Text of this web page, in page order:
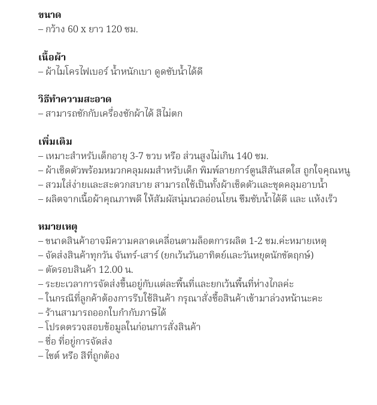
ขนาด
– กว้าง 60 x ยาว 120 ซม.
เนื้อผ้า
– ผ้าไมโครไฟเบอร์ น้ำหนักเบา ดูดซับน้ำได้ดี
วิธีทำความสะอาด
– สามารถซักกับเครื่องซักผ้าได้ สีไม่ตก
เพิ่มเติม
– เหมาะสำหรับเด็กอายุ 3-7 ขวบ หรือ ส่วนสูงไม่เกิน 140 ซม.
– ผ้าเช็ดตัวพร้อมหมวกคลุมผมสำหรับเด็ก พิมพ์ลายการ์ตูนสีสันสดใส ถูกใจคุณหนู
– สวมใส่ง่ายและสะดวกสบาย สามารถใช้เป็นทั้งผ้าเช็ดตัวและชุดคลุมอาบน้ำ
– ผลิตจากเนื้อผ้าคุณภาพดี ให้สัมผัสนุ่มนวลอ่อนโยน ซึมซับน้ำได้ดี และ แห้งเร็ว
หมายเหตุ
– ขนาดสินค้าอาจมีความคลาดเคลื่อนตามล็อตการผลิต 1-2 ซม.ค่ะหมายเหตุ
– จัดส่งสินค้าทุกวัน จันทร์-เสาร์ (ยกเว้นวันอาทิตย์และวันหยุดนักขัตฤกษ์)
– ตัดรอบสินค้า 12.00 น.
– ระยะเวลาการจัดส่งขึ้นอยู่กับแต่ละพื้นที่และยกเว้นพื้นที่ห่างไกลค่ะ
– ในกรณีที่ลูกค้าต้องการรีบใช้สินค้า กรุณาสั่งซื้อสินค้าเข้ามาล่วงหน้านะคะ
– ร้านสามารถออกใบกำกับภาษีได้
– โปรดตรวจสอบข้อมูลในก่อนการสั่งสินค้า
– ชื่อ ที่อยู่การจัดส่ง
– ไซต์ หรือ สีที่ถูกต้อง